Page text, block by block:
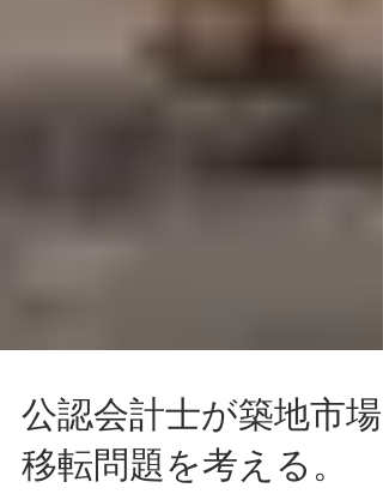
公認会計士が築地市場